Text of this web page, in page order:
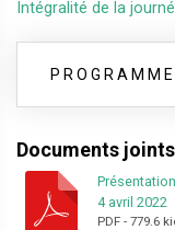
Intégralité de la
PROGRAMME
Documents joints
4 avril 2022
PDF - 779.6